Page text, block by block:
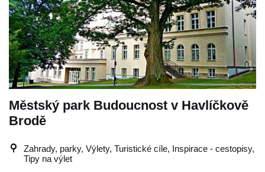
Městský park Budoucnost v Havlíčkově
Brodě
Zahrady, parky, Výlety, Turistické cíle, Inspirace - cestopisy,
Tipy na výlet